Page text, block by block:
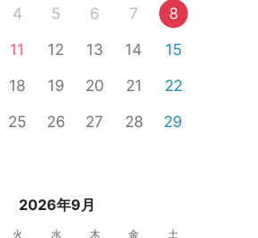
4 5 6 7
8
11 12 13 14
15
18 19 20 21
22
25 26 27 28
29
2026年9月
火 水 木 金 土